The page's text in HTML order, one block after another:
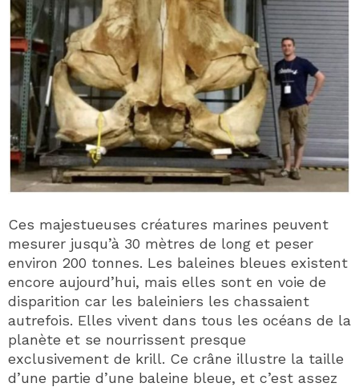
Ces majestueuses créatures marines peuvent
mesurer jusqu’à 30 mètres de long et peser
environ 200 tonnes. Les baleines bleues existent
encore aujourd’hui, mais elles sont en voie de
disparition car les baleiniers les chassaient
autrefois. Elles vivent dans tous les océans de la
planète et se nourrissent presque
exclusivement de krill. Ce crâne illustre la taille
d’une partie d’une baleine bleue, et c’est assez